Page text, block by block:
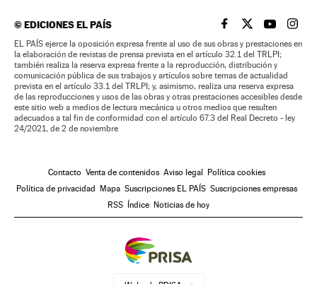
©EDICIONES EL PAÍS EL PAÍS BRASIL EN
EL PAÍSEL PAÍS
EL
EL PAÍS ejerce la oposición expresa frente al uso de sus obras y prestaciones en
la elaboración de revistas de prensa prevista en el artículo 32.1 del TRLPI;
también realiza la reserva expresa frente a la reproducción, distribución y
comunicación pública de sus trabajos y artículos sobre temas de actualidad
prevista en el artículo 33.1 del TRLPI; y, asimismo, realiza una reserva expresa
de las reproducciones y usos de las obras y otras prestaciones accesibles desde
este sitio web a medios de lectura mecánica u otros medios que resulten
adecuados a tal fin de conformidad con el artículo 67.3 del Real Decreto - ley
24/2021, de 2 de noviembre
Contacto Venta de contenidos Aviso legal
Política cookies
Política de privacidad
Mapa Suscripciones EL PAÍS Suscripciones empresas
RSS
Índice Noticias de hoy